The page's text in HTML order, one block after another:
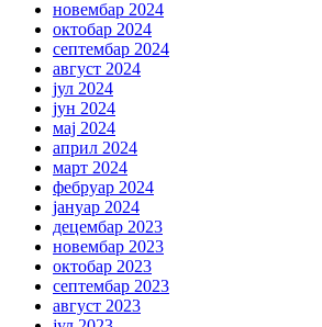
новембар 2024
октобар 2024
септембар 2024
август 2024
јул 2024
јун 2024
мај 2024
април 2024
март 2024
фебруар 2024
јануар 2024
децембар 2023
новембар 2023
октобар 2023
септембар 2023
август 2023